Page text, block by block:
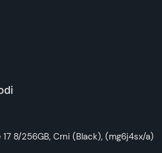
8/256GB, Crni (Black), (mg6j4sx/a)